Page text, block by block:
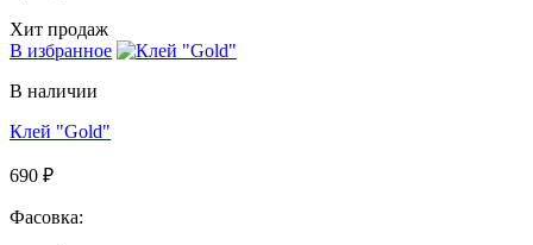
Хит продаж
В избранное
В наличии
Клей "Gold"
690 ₽
Фасовка: